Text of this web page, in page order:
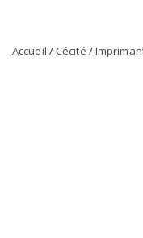
Accueil / Cécité /